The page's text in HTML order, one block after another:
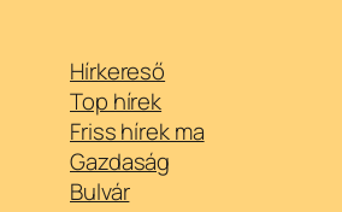
Hírkereső
Top hírek
Friss hírek ma
Gazdaság
Bulvár